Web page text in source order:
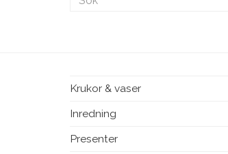
Krukor & vaser
Inredning
Presenter